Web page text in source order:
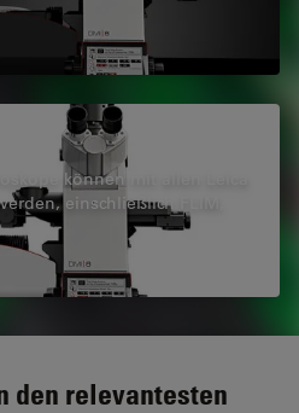
können mit allen Leica
einschließlich FLIM,
den relevantesten